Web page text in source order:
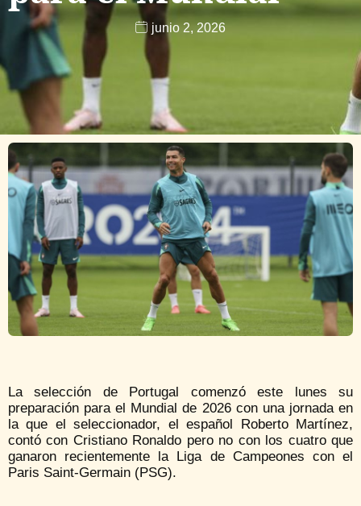
junio 2, 2026
La selección de Portugal comenzó este lunes su
preparación para el Mundial de 2026 con una jornada en
la que el seleccionador, el español Roberto Martínez,
contó con Cristiano Ronaldo pero no con los cuatro que
ganaron recientemente la Liga de Campeones con el
Paris Saint-Germain (PSG).